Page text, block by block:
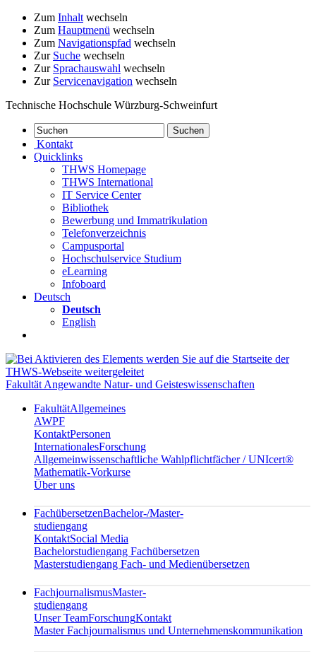
Zum Inhalt wechseln
Zum Hauptmenü wechseln
Zum Navigationspfad wechseln
Zur Suche wechseln
Zur Sprachauswahl wechseln
Zur Servicenavigation wechseln
Technische Hochschule Würzburg-Schweinfurt
Kontakt
Quicklinks
THWS Homepage
THWS International
IT Service Center
Bibliothek
Bewerbung und Immatrikulation
Telefonverzeichnis
Campusportal
Hochschulservice Studium
eLearning
Infoboard
Deutsch
Deutsch
English
Fakultät Angewandte Natur- und Geisteswissenschaften
FakultätAllgemeines
AWPF
KontaktPersonen
InternationalesForschung
Allgemeinwissenschaftliche Wahlpflichtfächer / UNIcert®
Mathematik-Vorkurse
Über uns
FachübersetzenBachelor-/Master-
studiengang
KontaktSocial Media
Bachelorstudiengang Fachübersetzen
Masterstudiengang Fach- und Medienübersetzen
FachjournalismusMaster-
studiengang
Unser TeamForschungKontakt
Master Fachjournalismus und Unternehmenskommunikation